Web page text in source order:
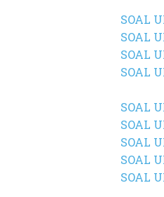
SOAL
SOAL
SOAL
SOAL
SOAL
SOAL
SOAL
SOAL
SOAL